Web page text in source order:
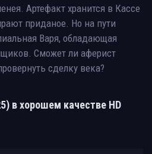
Артефакт хранится в Кассе
приданое. Но на пути
Варя, обладающая
Сможет ли аферист
сделку века?
в хорошем качестве HD